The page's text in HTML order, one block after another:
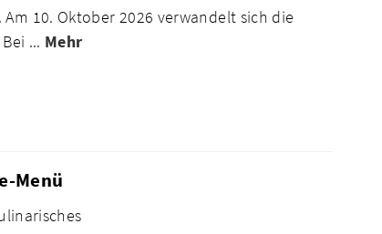
10. Oktober 2026 verwandelt sich die
... Mehr
Menü